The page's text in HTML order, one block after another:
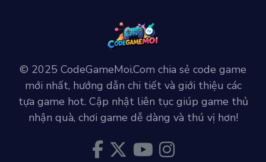
© 2025 CodeGameMoi.Com chia sẻ code game
mới nhất, hướng dẫn chi tiết và giới thiệu các
tựa game hot. Cập nhật liên tục giúp game thủ
nhận quà, chơi game dễ dàng và thú vị hơn!